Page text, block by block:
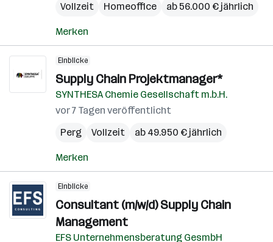
Vollzeit
Homeoffice ab 56.000 € jährlich
Merken
Einblicke
Supply Chain Projektmanager*
SYNTHESA Chemie Gesellschaft m.b.H.
vor 7 Tagen veröffentlicht
Perg
Vollzeit ab 49.950 € jährlich
Merken
Einblicke
Consultant (m/w/d) Supply Chain
Management
EFS Unternehmensberatung GesmbH